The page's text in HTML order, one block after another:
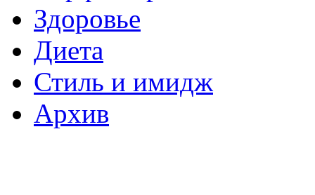
Здоровье
Диета
Стиль и имидж
Архив